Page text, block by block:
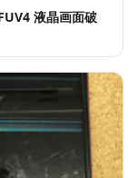
液晶画面破